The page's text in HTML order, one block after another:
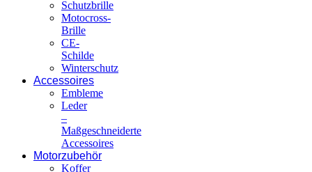
Schutzbrille
Motocross-
Brille
CE-
Schilde
Winterschutz
Accessoires
Embleme
Leder
–
Maßgeschneiderte
Accessoires
Motorzubehör
Koffer